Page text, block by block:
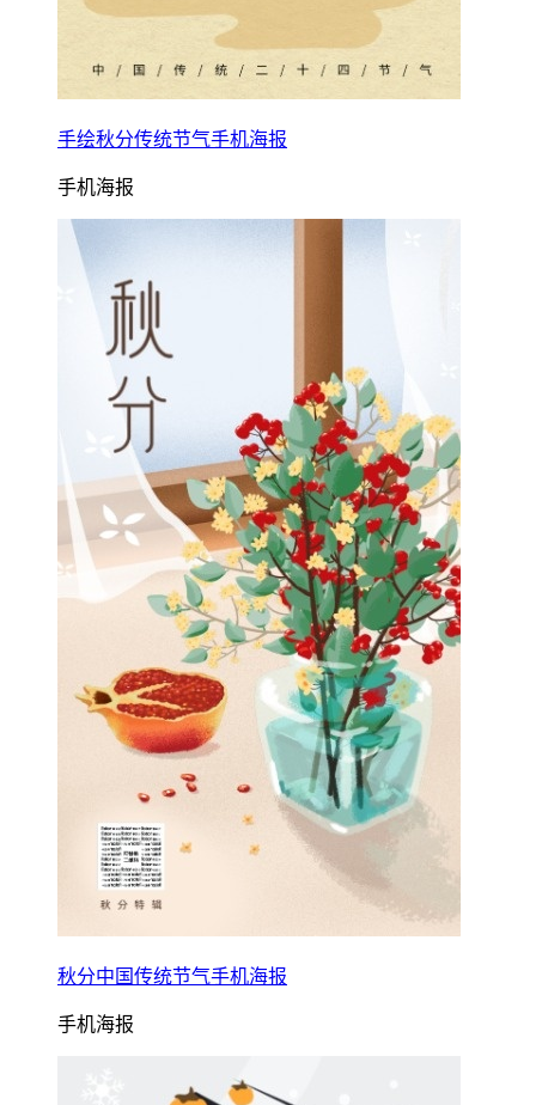
手绘秋分传统节气手机海报
手机海报
秋分中国传统节气手机海报
手机海报